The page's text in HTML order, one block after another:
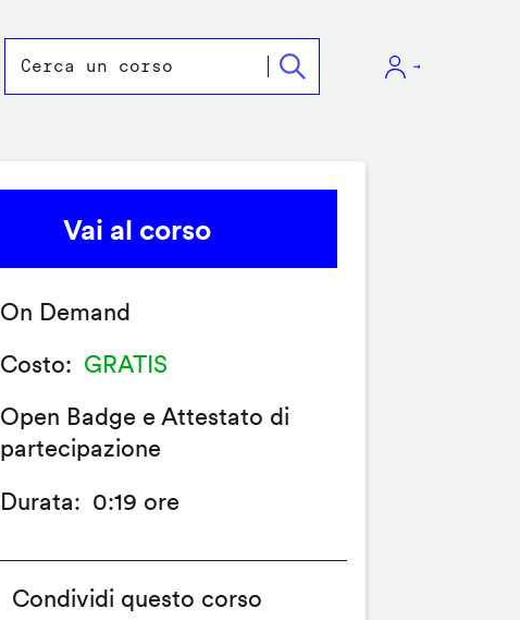
Vai al corso
On Demand
Costo
GRATIS
Open Badge e Attestato di
partecipazione
Durata
0:19 ore
Condividi questo corso